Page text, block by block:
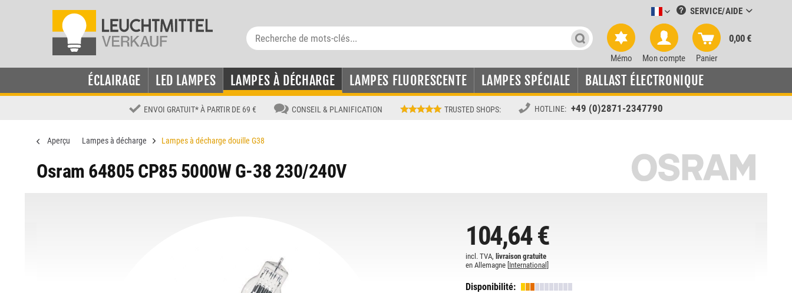
Leuchtmittel-Verkauf französisch
SERVICE/AIDE
Mémo Mon compte Panier
0,00 €
ÉCLAIRAGE LED LAMPES LAMPES À DÉCHARGE LAMPES FLUORESCENTE LAMPES SPÉCIALE BALLAST ÉLECTRONIQUE
ENVOI GRATUIT* À PARTIR DE 69 € CONSEIL & PLANIFICATION TRUSTED SHOPS: HOTLINE: +49 (0)2871-2347790
Aperçu Lampes à décharge Lampes à décharge douille G38
Osram 64805 CP85 5000W G-38 230/240V
104,64 €
incl. TVA, livraison gratuite
en Allemagne [International]
Disponibilité: